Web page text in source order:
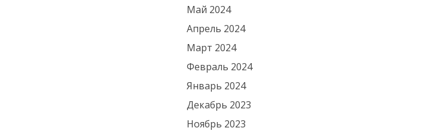
Май 2024
Апрель 2024
Март 2024
Февраль 2024
Январь 2024
Декабрь 2023
Ноябрь 2023